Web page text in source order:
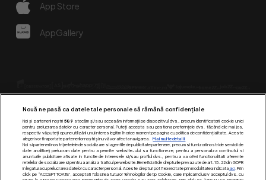
App Store
AppGallery
Urmărește-ne pe:
Nouă ne pasă ca datele tale personale să rămână confidențiale
Noi și partenerii noștri 589stocăm și/sau accesăm informații pe dispozitivul dvs., precum identificatorii cookie unici
pentru prelucrarea datelor cu caracter personal. Puteți accepta sau gestiona preferințele dvs. făcând clic mai jos,
respectiv vă puteți opune utilizării unui interes legitim în orice moment pe pagina cu politica de confidențialitate. Aceste
alegeri vor fi raportate partenerilor noștri și nu vă vor afecta navigarea.
Mai multe detalii
Noi si partenerii nostri (retelele de socializare si agentiile de publicitate partenere, precum si furnizorii nostri de servicii de
date analitice) prelucram date pentru a permite website-ului sa functioneze, pentru a personaliza continutul si
anunturile publicitare afisate in functie de interesele si/sau profilul dvs., pentru a va oferi functionalitati aferente
retelelor de socializare si pentru a analiza traficul pe website. Beneficiati de drepturile prevazute de art. 15-22 din GDPR
in legatura cu prelucrarea datelor cu caracter personal. Aceste drepturi pot fi exercitate prin modalitatea indicataaici. Prin
click pe “ACCEPT TOATE”, acceptati folosirea tuturor Tehnologiilor de tip Cookie, care implica inclusiv acceptul dvs. cu